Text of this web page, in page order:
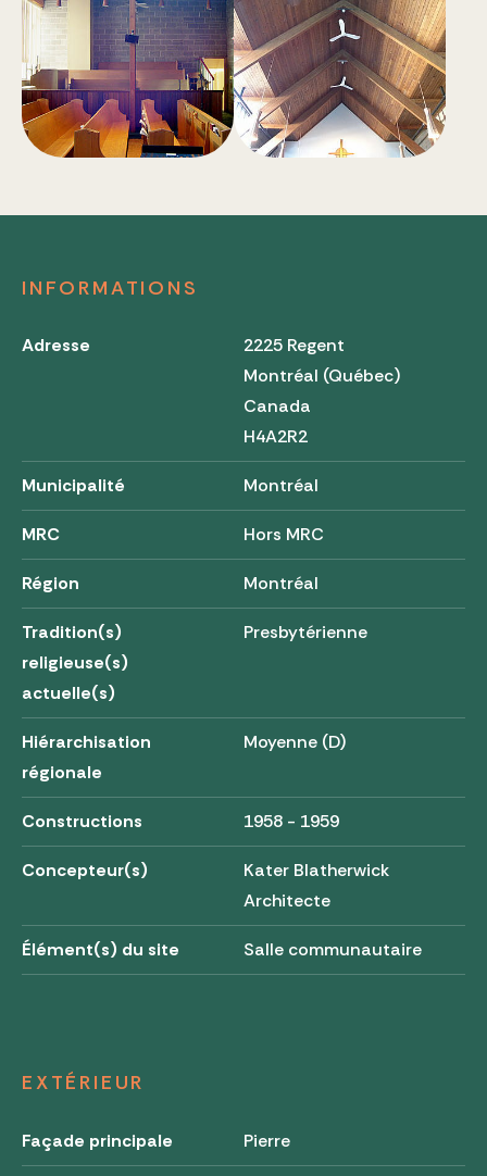
INFORMATIONS
Adresse
2225 Regent
Montréal (Québec)
Canada
H4A2R2
Municipalité Montréal
MRC Hors MRC
Région Montréal
Tradition(s)
religieuse(s)
actuelle(s)
Presbytérienne
Hiérarchisation
régionale
Moyenne (D)
Constructions 1958 - 1959
Concepteur(s)
Kater Blatherwick
Architecte
Élément(s) du site Salle communautaire
EXTÉRIEUR
Façade principale Pierre